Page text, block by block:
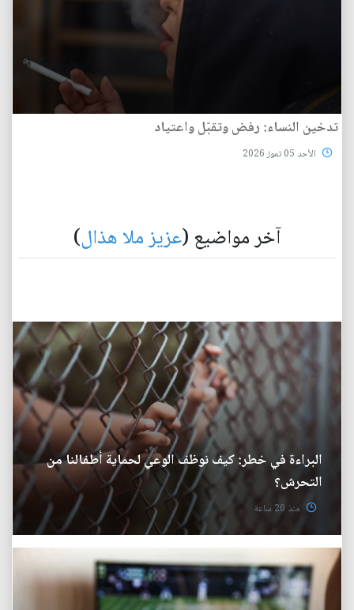
تدخين النساء: رفض وتقبّل واعتياد
الأحد 05 تموز 2026
آخر مواضيع (عزيز ملا هذال)
البراءة في خطر: كيف نوظف الوعي لحماية أطفالنا من
التحرش؟
منذ 20 ساعة